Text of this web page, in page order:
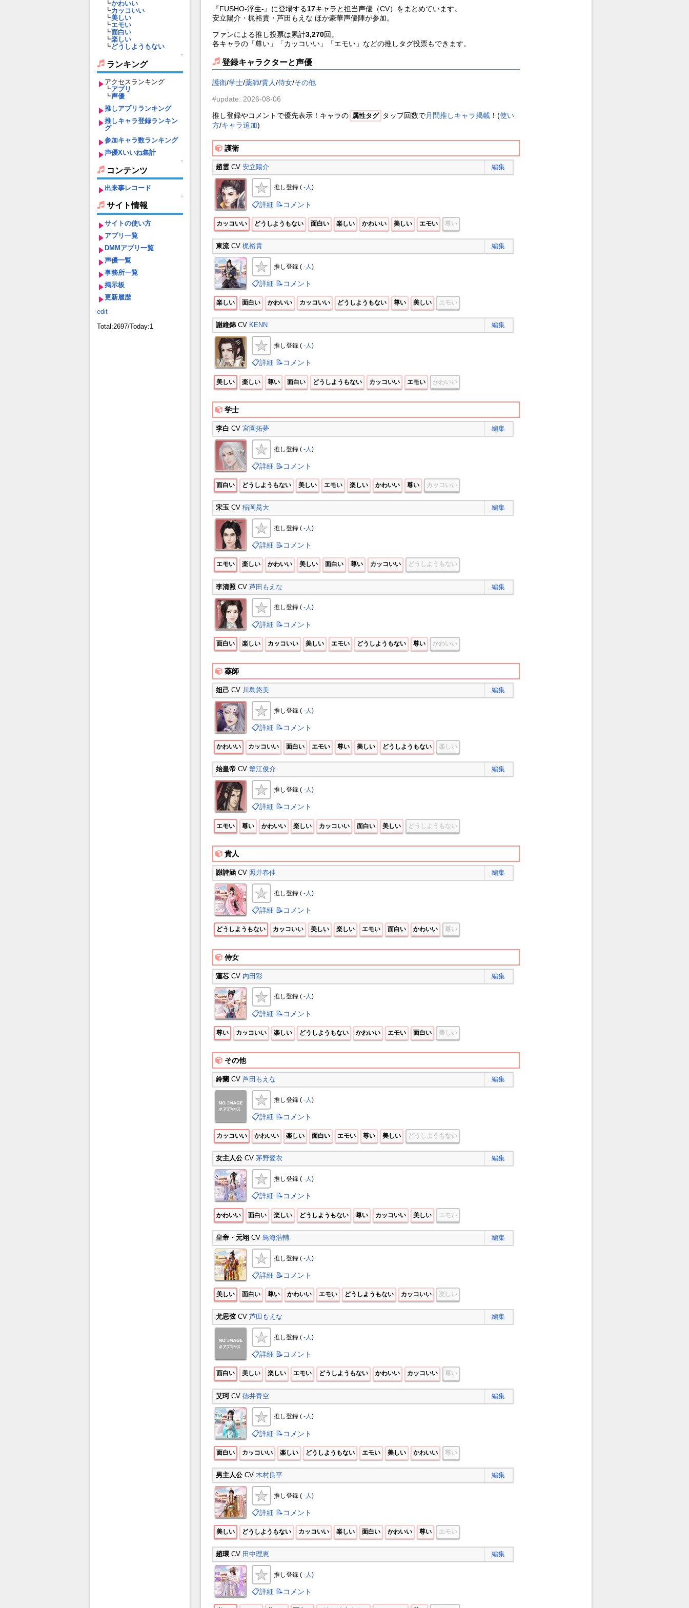
┗かわいい
┗カッコいい
┗美しい
┗エモい
┗面白い
┗楽しい
┗どうしようもない
↑
ランキング
アクセスランキング
┗アプリ
┗声優
推しアプリランキング
推しキャラ登録ランキン
グ
参加キャラ数ランキング
声優Xいいね集計
↑
コンテンツ
出来事レコード
↑
サイト情報
サイトの使い方
アプリ一覧
DMMアプリ一覧
声優一覧
事務所一覧
掲示板
更新履歴
edit
Total:2697/Today:1
『FUSHO-浮生-』に登場する17キャラと担当声優（CV）をまとめています。
安立陽介・梶裕貴・芦田もえな ほか豪華声優陣が参加。
ファンによる推し投票は累計3,270回。
各キャラの「尊い」「カッコいい」「エモい」などの推しタグ投票もできます。
登録キャラクターと声優
護衛/学士/薬師/貴人/侍女/その他
#update: 2026-08-06
推し登録やコメントで優先表示！キャラの 属性タグ タップ回数で月間推しキャラ掲載 ！(使い
方/キャラ追加)
護衛
趙雲CV 安立陽介 編集
推し登録 ( -人)
📋詳細 📝コメント
カッコいい どうしようもない 面白い 楽しい かわいい 美しい エモい 尊い
東流CV 梶裕貴 編集
推し登録 ( -人 )
📋詳細 📝コメント
楽しい 面白い かわいい カッコいい どうしようもない 尊い 美しい エモい
謝維錦CV KENN 編集
推し登録 ( -人)
📋詳細 📝コメント
美しい 楽しい 尊い 面白い どうしようもない カッコいい エモい かわいい
学士
李白 CV 宮園拓夢 編集
推し登録 ( -人 )
📋詳細 📝コメント
面白い どうしようもない 美しい エモい 楽しい かわいい 尊い カッコいい
宋玉CV 稲岡晃大 編集
推し登録 ( -人)
📋詳細 📝コメント
エモい 楽しい かわいい 美しい 面白い 尊い カッコいい どうしようもない
李清照 CV 芦田もえな 編集
推し登録 ( -人)
📋詳細 📝コメント
面白い 楽しい カッコいい 美しい エモい どうしようもない 尊い かわいい
薬師
妲己 CV 川島悠美 編集
推し登録 ( -人)
📋詳細 📝コメント
かわいい カッコいい 面白い エモい 尊い 美しい どうしようもない 楽しい
始皇帝CV 蟹江俊介 編集
推し登録 ( -人)
📋詳細 📝コメント
エモい 尊い かわいい 楽しい カッコいい 面白い 美しい どうしようもない
貴人
謝詩涵CV 照井春佳 編集
推し登録 ( -人 )
📋詳細 📝コメント
どうしようもない カッコいい 美しい 楽しい エモい 面白い かわいい 尊い
侍女
蓮芯CV 内田彩 編集
推し登録 ( -人)
📋詳細 📝コメント
尊い カッコいい 楽しい どうしようもない かわいい エモい 面白い 美しい
その他
鈴蘭CV 芦田もえな 編集
推し登録 ( -人)
📋詳細 📝コメント
カッコいい かわいい 楽しい 面白い エモい 尊い 美しい どうしようもない
女主人公CV 茅野愛衣 編集
推し登録 ( -人)
📋詳細 📝コメント
かわいい 面白い 楽しい どうしようもない 尊い カッコいい 美しい エモい
皇帝・元翊 CV 鳥海浩輔 編集
推し登録 ( -人 )
📋詳細 📝コメント
美しい 面白い 尊い かわいい エモい どうしようもない カッコいい 楽しい
尤思弦CV 芦田もえな 編集
推し登録 ( -人)
📋詳細 📝コメント
面白い 美しい 楽しい エモい どうしようもない かわいい カッコいい 尊い
艾珂CV 徳井青空 編集
推し登録 ( -人)
📋詳細 📝コメント
面白い カッコいい 楽しい どうしようもない エモい 美しい かわいい 尊い
男主人公CV 木村良平 編集
推し登録 ( -人 )
📋詳細 📝コメント
美しい どうしようもない カッコいい 楽しい 面白い かわいい 尊い エモい
趙環CV 田中理恵 編集
推し登録 ( -人)
📋詳細 📝コメント